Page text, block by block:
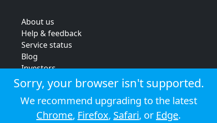
About us
Help & feedback
Service status
Blog
Investors
Strategic review
Terms & conditions
Privacy policy
Cookie policy
Sorry, your browser isn't supported.
We recommend upgrading to the latest
Chrome, Firefox, Safari, or Edge.